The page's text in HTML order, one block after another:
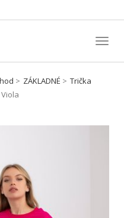
ZÁKLADNÉ
Trička